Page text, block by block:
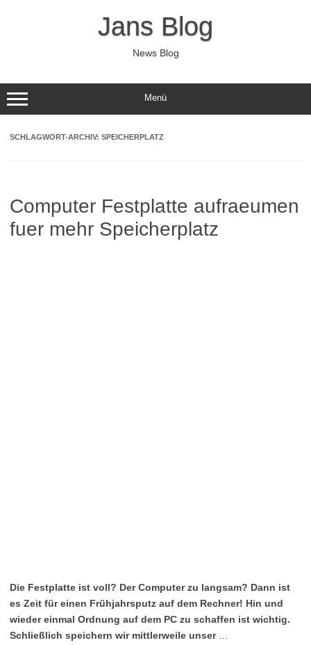
Jans Blog
News Blog
Menü
SCHLAGWORT-ARCHIV: SPEICHERPLATZ
Computer Festplatte aufraeumen
fuer mehr Speicherplatz
Die Festplatte ist voll? Der Computer zu langsam? Dann ist
es Zeit für einen Frühjahrsputz auf dem Rechner! Hin und
wieder einmal Ordnung auf dem PC zu schaffen ist wichtig.
Schließlich speichern wir mittlerweile unser